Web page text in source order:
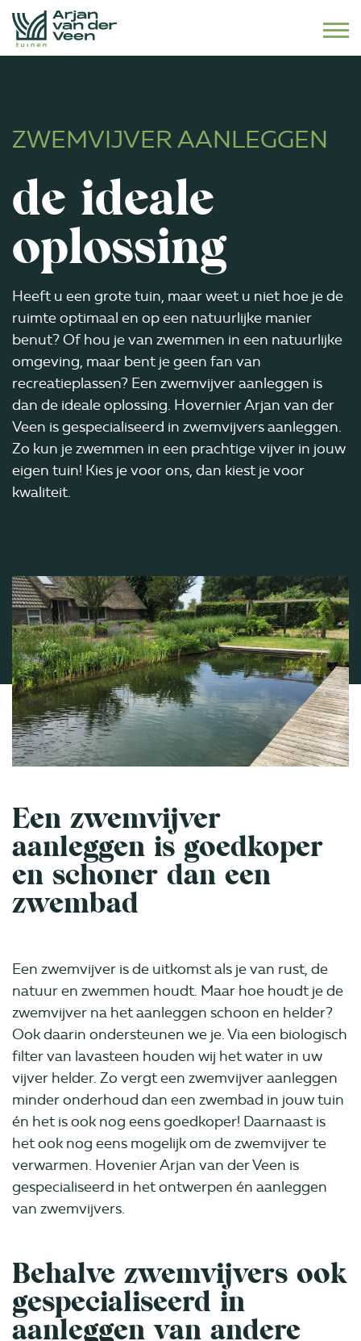
ZWEMVIJVER AANLEGGEN
de ideale
oplossing
Heeft u een grote tuin, maar weet u niet hoe je de
ruimte optimaal en op een natuurlijke manier
benut? Of hou je van zwemmen in een natuurlijke
omgeving, maar bent je geen fan van
recreatieplassen? Een zwemvijver aanleggen is
dan de ideale oplossing. Hovernier Arjan van der
Veen is gespecialiseerd in zwemvijvers aanleggen.
Zo kun je zwemmen in een prachtige vijver in jouw
eigen tuin! Kies je voor ons, dan kiest je voor
kwaliteit.
Een zwemvijver
aanleggen is goedkoper
en schoner dan een
zwembad
Een zwemvijver is de uitkomst als je van rust, de
natuur en zwemmen houdt. Maar hoe houdt je de
zwemvijver na het aanleggen schoon en helder?
Ook daarin ondersteunen we je. Via een biologisch
filter van lavasteen houden wij het water in uw
vijver helder. Zo vergt een zwemvijver aanleggen
minder onderhoud dan een zwembad in jouw tuin
én het is ook nog eens goedkoper! Daarnaast is
het ook nog eens mogelijk om de zwemvijver te
verwarmen. Hovenier Arjan van der Veen is
gespecialiseerd in het ontwerpen én aanleggen
van zwemvijvers.
Behalve zwemvijvers ook
gespecialiseerd in
aanleggen van andere